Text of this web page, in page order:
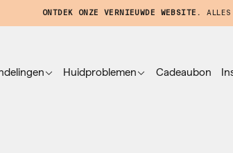
ONTDEK ONZE VERNIEUWDE WEBSITE.
Huidproblemen Cadeaubon